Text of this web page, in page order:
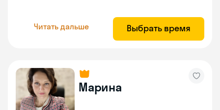
Читать дальше Выбрать время
Марина